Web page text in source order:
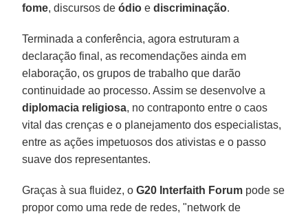
fome, discursos deódio ediscriminação.
Terminada a conferência, agora estruturam a
declaração final, as recomendações ainda em
elaboração, os grupos de trabalho que darão
continuidade ao processo. Assim se desenvolve a
diplomacia religiosa, no contraponto entre o caos
vital das crenças e o planejamento dos especialistas,
entre as ações impetuosos dos ativistas e o passo
suave dos representantes.
Graças à sua fluidez, oG20 Interfaith Forum pode se
propor como uma rede de redes, "network de